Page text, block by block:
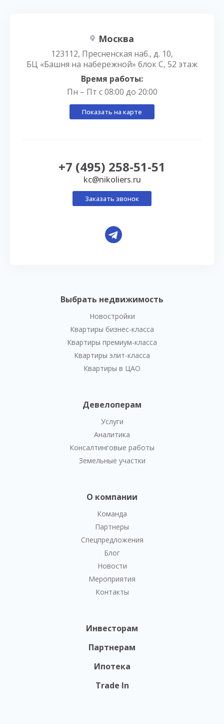
Выбрать недвижимость
Новостройки
Квартиры бизнес-класса
Квартиры премиум-класса
Квартиры элит-класса
Квартиры в ЦАО
Девелоперам
Услуги
Аналитика
Консалтинговые работы
Земельные участки
О компании
Команда
Партнеры
Спецпредложения
Блог
Новости
Мероприятия
Контакты
Инвесторам
Партнерам
Ипотека
Trade In
Москва
123112, Пресненская наб., д. 10,
БЦ «Башня на набережной» блок С, 52 этаж
Время работы:
Пн – Пт с 08:00 до 20:00
Показать на карте
+7 (495) 258-51-51
kc@nikoliers.ru
Заказать звонок